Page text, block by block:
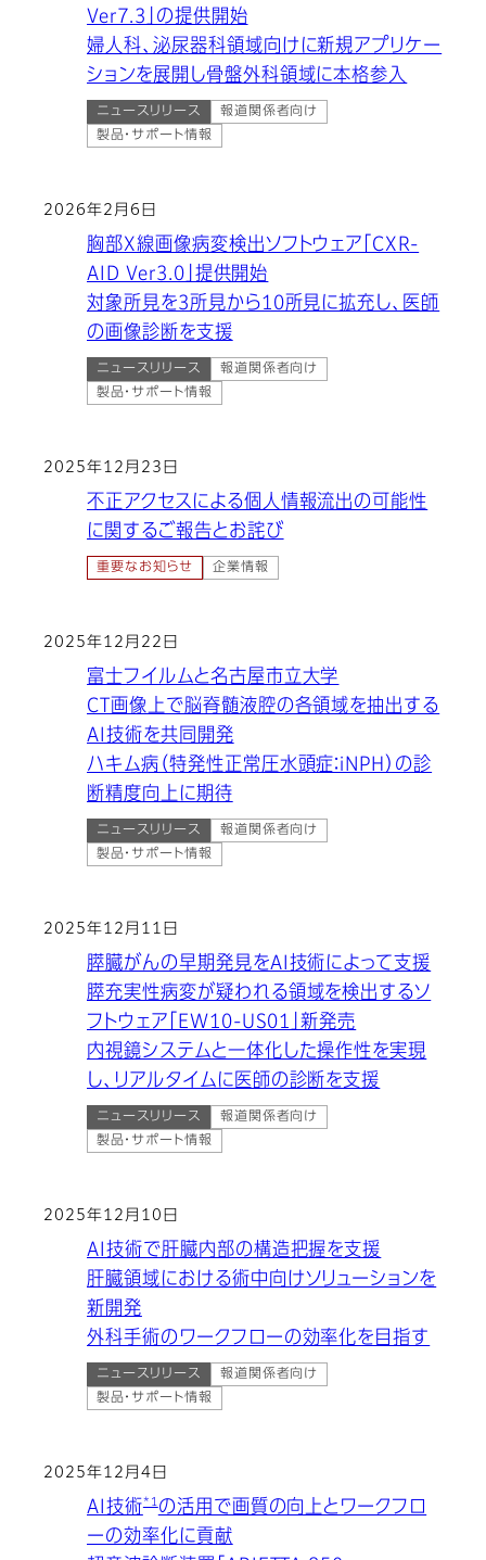
Ver7.3」の提供開始
婦人科、泌尿器科領域向けに新規アプリケー
ションを展開し骨盤外科領域に本格参入
ニュースリリース
報道関係者向け
製品・サポート情報
2026年2月6日
胸部X線画像病変検出ソフトウェア「CXR-
AID Ver3.0」提供開始
対象所見を3所見から10所見に拡充し、医師
の画像診断を支援
ニュースリリース
報道関係者向け
製品・サポート情報
2025年12月23日
不正アクセスによる個人情報流出の可能性
に関するご報告とお詫び
重要なお知らせ 企業情報
2025年12月22日
富士フイルムと名古屋市立大学
CT画像上で脳脊髄液腔の各領域を抽出する
AI技術を共同開発
ハキム病（特発性正常圧水頭症：iNPH）の診
断精度向上に期待
ニュースリリース
報道関係者向け
製品・サポート情報
2025年12月11日
膵臓がんの早期発見をAI技術によって支援
膵充実性病変が疑われる領域を検出するソ
フトウェア「EW10-US01」新発売
内視鏡システムと一体化した操作性を実現
し、リアルタイムに医師の診断を支援
ニュースリリース
報道関係者向け
製品・サポート情報
2025年12月10日
AI技術で肝臓内部の構造把握を支援
肝臓領域における術中向けソリューションを
新開発
外科手術のワークフローの効率化を目指す
ニュースリリース
報道関係者向け
製品・サポート情報
2025年12月4日
AI技術*1の活用で画質の向上とワークフロ
ーの効率化に貢献